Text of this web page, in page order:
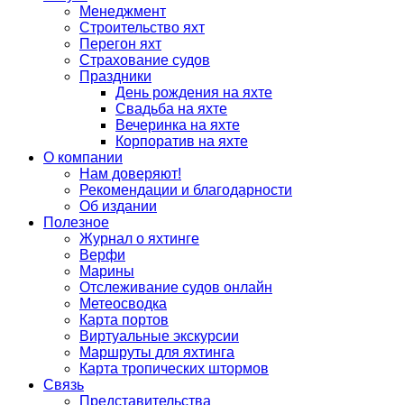
Менеджмент
Строительство яхт
Перегон яхт
Страхование судов
Праздники
День рождения на яхте
Свадьба на яхте
Вечеринка на яхте
Корпоратив на яхте
О компании
Нам доверяют!
Рекомендации и благодарности
Об издании
Полезное
Журнал о яхтинге
Верфи
Марины
Отслеживание судов онлайн
Метеосводка
Карта портов
Виртуальные экскурсии
Маршруты для яхтинга
Карта тропических штормов
Связь
Представительства